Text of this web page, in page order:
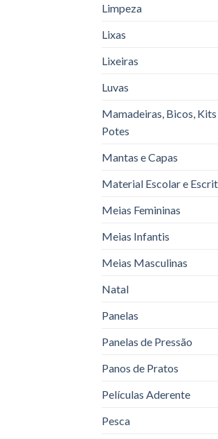
Limpeza
Lixas
Lixeiras
Luvas
Mamadeiras, Bicos, Kits
Potes
Mantas e Capas
Material Escolar e
Meias Femininas
Meias Infantis
Meias Masculinas
Natal
Panelas
Panelas de Pressão
Panos de Pratos
Películas Aderente
Pesca